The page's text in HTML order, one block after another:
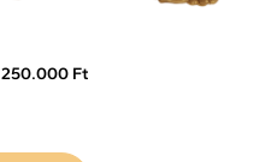
250.000 Ft